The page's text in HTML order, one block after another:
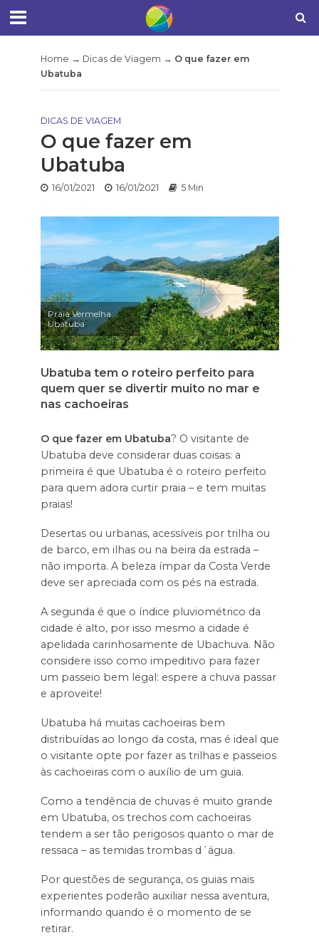
Home → Dicas de Viagem → O que fazer em
Ubatuba
DICAS DE VIAGEM
O que fazer em
Ubatuba
16/01/2021 16/01/2021 5 Min
Praia Vermelha
Ubatuba
Ubatuba tem o roteiro perfeito para
quem quer se divertir muito no mar e
nas cachoeiras
O que fazer em Ubatuba? O visitante de
Ubatuba deve considerar duas coisas: a
primeira é que Ubatuba é o roteiro perfeito
para quem adora curtir praia – e tem muitas
praias!
Desertas ou urbanas, acessíveis por trilha ou
de barco, em ilhas ou na beira da estrada –
não importa. A beleza ímpar da Costa Verde
deve ser apreciada com os pés na estrada.
A segunda é que o índice pluviométrico da
cidade é alto, por isso mesmo a cidade é
apelidada carinhosamente de Ubachuva. Não
considere isso como impeditivo para fazer
um passeio bem legal: espere a chuva passar
e aproveite!
Ubatuba há muitas cachoeiras bem
distribuídas ao longo da costa, mas é ideal que
o visitante opte por fazer as trilhas e passeios
às cachoeiras com o auxílio de um guia.
Como a tendência de chuvas é muito grande
em Ubatuba, os trechos com cachoeiras
tendem a ser tão perigosos quanto o mar de
ressaca – as temidas trombas d´água.
Por questões de segurança, os guias mais
experientes poderão auxiliar nessa aventura,
informando quando é o momento de se
retirar.